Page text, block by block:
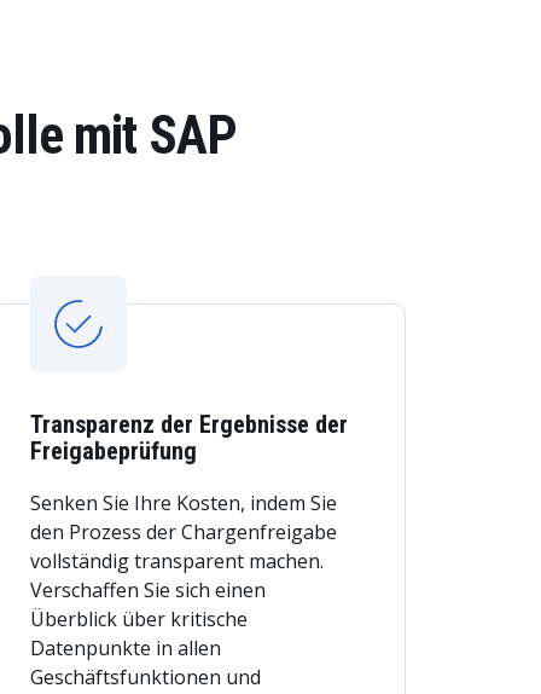
mit SAP
Transparenz der Ergebnisse der
Freigabeprüfung
Senken Sie Ihre Kosten, indem Sie
den Prozess der Chargenfreigabe
vollständig transparent machen.
Verschaffen Sie sich einen
Überblick über kritische
Datenpunkte in allen
Geschäftsfunktionen und